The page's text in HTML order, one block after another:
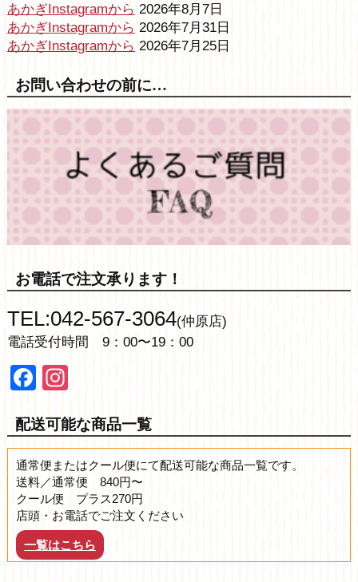
あかぎInstagramから 2026年8月7日
あかぎInstagramから 2026年7月31日
あかぎInstagramから 2026年7月25日
お問い合わせの前に…
お電話で注文承ります！
TEL:042-567-3064(仲原店)
電話受付時間 9：00〜19：00
Facebook
配送可能な商品一覧
通常便またはクール便にて配送可能な商品一覧です。
送料／通常便 840円〜
クール便 プラス270円
店頭・お電話でご注文ください
一覧はこちら